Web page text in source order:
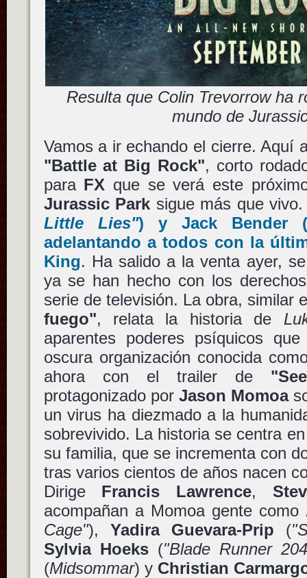
Resulta que Colin Trevorrow ha
mundo de
Vamos a ir echando el cierre. Aquí
"Battle at Big Rock", corto
para FX que se verá este
Jurassic Park sigue más que
Little Lies") y Jack Bender(
adelantando a todos con la
King. Ha salido a la venta ayer,
ya se han hecho con los
serie de televisión. La obra, similar
fuego", relata la historia de
aparentes poderes psíquicos
oscura organización conocida
ahora con el trailer de
protagonizado por Jason Momoa
un virus ha diezmado a la
sobrevivido. La historia se centra
su familia, que se incrementa con
tras varios cientos de años nacen
Dirige Francis Lawrence,
acompañan a Momoa gente como
Cage"), Yadira Guevara-Prip (
Sylvia Hoeks("Blade Runner
(Midsommar) y Christian